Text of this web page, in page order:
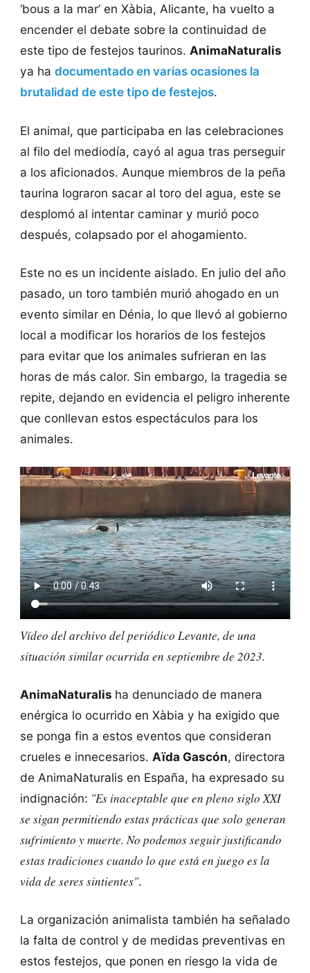
‘bous a la mar’ en Xàbia, Alicante, ha vuelto a
encender el debate sobre la continuidad de
este tipo de festejos taurinos. AnimaNaturalis
ya ha documentado en varias ocasiones la
brutalidad de este tipo de festejos.
El animal, que participaba en las celebraciones
al filo del mediodía, cayó al agua tras perseguir
a los aficionados. Aunque miembros de la peña
taurina lograron sacar al toro del agua, este se
desplomó al intentar caminar y murió poco
después, colapsado por el ahogamiento.
Este no es un incidente aislado. En julio del año
pasado, un toro también murió ahogado en un
evento similar en Dénia, lo que llevó al gobierno
local a modificar los horarios de los festejos
para evitar que los animales sufrieran en las
horas de más calor. Sin embargo, la tragedia se
repite, dejando en evidencia el peligro inherente
que conllevan estos espectáculos para los
animales.
Vídeo del archivo del periódico Levante, de una
situación similar ocurrida en septiembre de 2023.
AnimaNaturalis ha denunciado de manera
enérgica lo ocurrido en Xàbia y ha exigido que
se ponga fin a estos eventos que consideran
crueles e innecesarios. Aïda Gascón, directora
de AnimaNaturalis en España, ha expresado su
indignación: "Es inaceptable que en pleno siglo XXI
se sigan permitiendo estas prácticas que solo generan
sufrimiento y muerte. No podemos seguir justificando
estas tradiciones cuando lo que está en juego es la
vida de seres sintientes".
La organización animalista también ha señalado
la falta de control y de medidas preventivas en
estos festejos, que ponen en riesgo la vida de